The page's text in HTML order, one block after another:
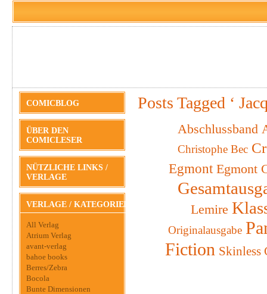
COMICBLOG
ÜBER DEN
COMICLESER
NÜTZLICHE LINKS /
VERLAGE
VERLAGE / KATEGORIEN
All Verlag
Atrium Verlag
avant-verlag
bahoe books
Berres/Zebra
Bocola
Bunte Dimensionen
Posts Tagged ‘
Abschlussband
Christophe Bec
Egmont Egmont
Lemire
Originalausgabe
Fiction Skinless